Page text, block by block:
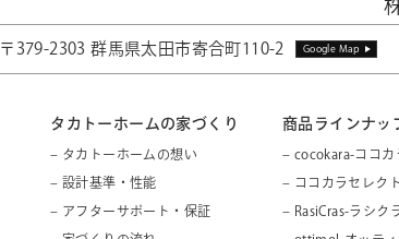
〒379-2303 群馬県太田市寄合町110-2 Google Map
タカトーホームの家づくり
– タカトーホームの想い
– 設計基準・性能
– アフターサポート・保証
商品ラインナッ
– cocokara-ココカ
– ココカラセレクト
– RasiCras-ラシク